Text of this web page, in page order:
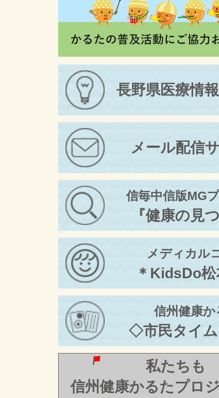
長野県医療情
メール配信
信毎中信版MG
『健康の見
メディカル
＊KidsDo
信州健康
◇市民タイ
私たちも
信州健康かるたプロ